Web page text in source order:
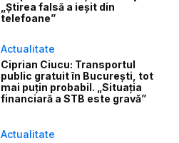
„Știrea falsă a ieșit din
telefoane”
Actualitate
Ciprian Ciucu: Transportul
public gratuit în București, tot
mai puțin probabil. „Situația
financiară a STB este gravă”
Actualitate